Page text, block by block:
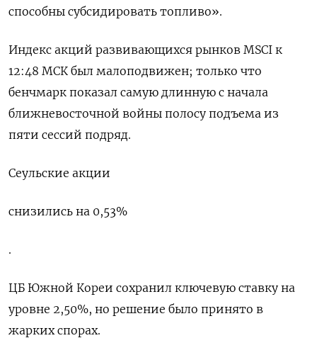
способны субсидировать топливо».
Индекс акций развивающихся рынков MSCI ​к
12:48 МСК был ​малоподвижен; только ‌что
бенчмарк показал самую длинную с начала
ближневосточной войны полосу ​подъема из
пяти сессий подряд.
Сеульские акции
снизились на 0,53%
.
ЦБ Южной Кореи сохранил ключевую ставку на
уровне 2,50%, но решение было принято в
жарких спорах.